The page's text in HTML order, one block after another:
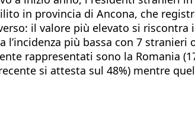
in provincia di Ancona, che
il valore più elevato si
l’incidenza più bassa con 7
rappresentati sono la Romania
si attesta sul 48%) mentre